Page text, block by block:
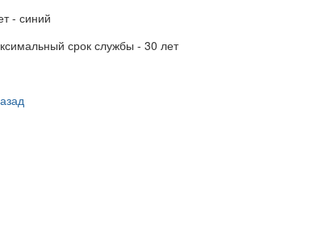
- синий
срок службы - 30 лет